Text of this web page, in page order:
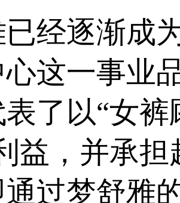
经逐渐成
这一事业
了以“女
益，并承
过梦舒雅